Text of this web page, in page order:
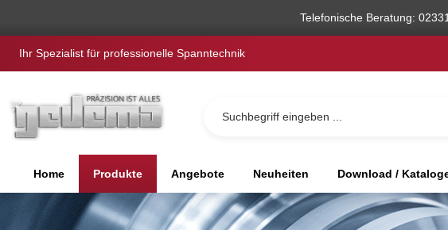
Telefonische Beratung:
Ihr Spezialist für professionelle Spanntechnik
Home Produkte Angebote Neuheiten Download /